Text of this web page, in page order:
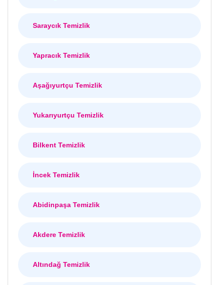
Saraycık Temizlik
Yapracık Temizlik
Aşağıyurtçu Temizlik
Yukarıyurtçu Temizlik
Bilkent Temizlik
İncek Temizlik
Abidinpaşa Temizlik
Akdere Temizlik
Altındağ Temizlik